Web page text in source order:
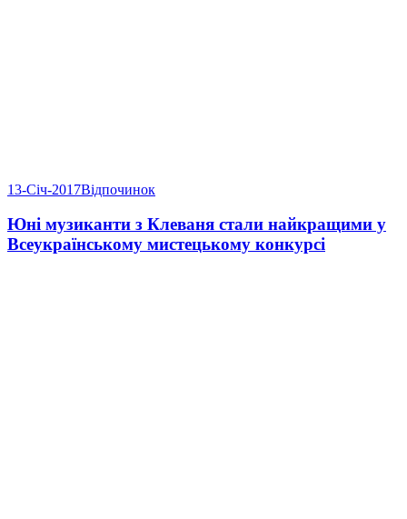
13-Січ-2017Відпочинок
Юні музиканти з Клеваня стали найкращими у
Всеукраїнському мистецькому конкурсі